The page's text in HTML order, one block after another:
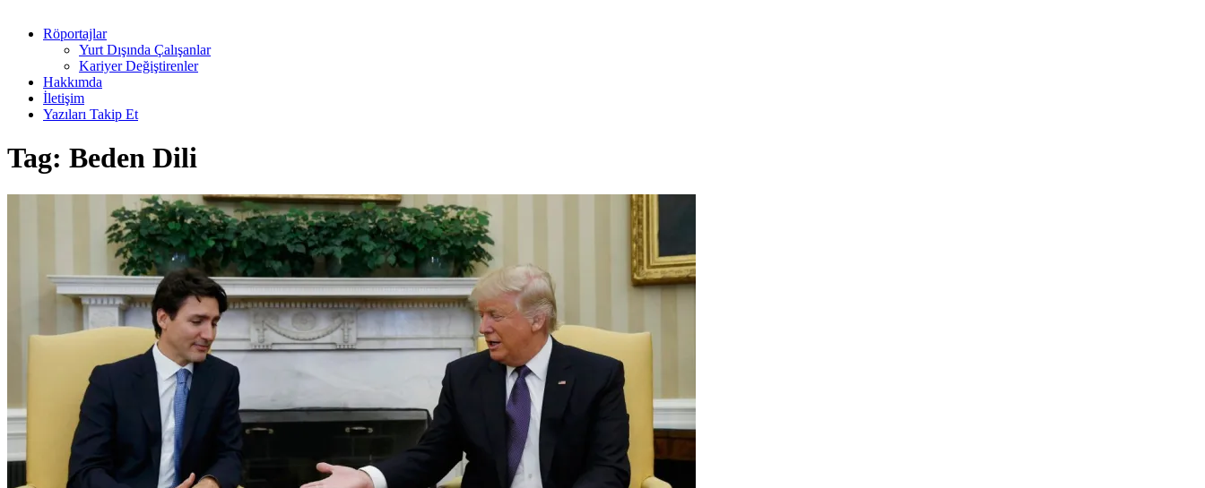
Röportajlar
Yurt Dışında Çalışanlar
Kariyer Değiştirenler
Hakkımda
İletişim
Yazıları Takip Et
Tag: Beden Dili